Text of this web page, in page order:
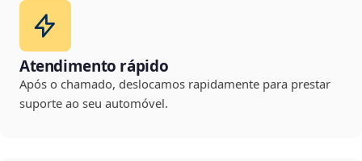
Atendimento rápido
Após o chamado, deslocamos rapidamente para prestar
suporte ao seu automóvel.